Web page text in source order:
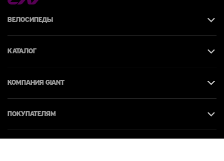
Велосипеды
Каталог
КОМПАНИЯ giant
Покупателям